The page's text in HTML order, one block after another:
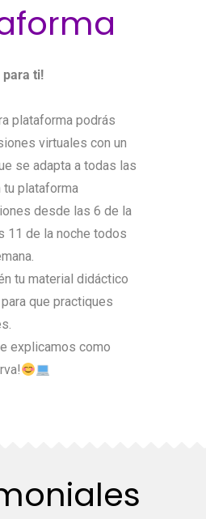
para ti!
plataforma podrás
virtuales con un
se adapta a todas las
plataforma
desde las 6 de la
11 de la noche todos
tu material didáctico
que practiques
explicamos como